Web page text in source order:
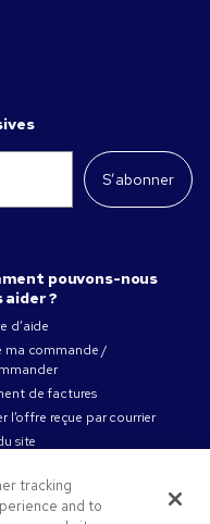
S’abonner
pouvons-nous
aider ?
d’aide
ma commande /
de factures
l’offre reçue par courrier
site
tracking
and to